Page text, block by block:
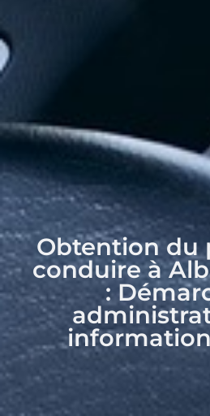
Obtention du
conduire à
: